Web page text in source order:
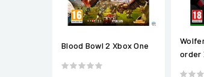
Blood Bowl 2 Xbox One
order